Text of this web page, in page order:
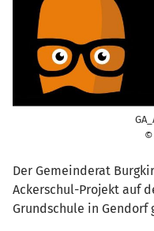
©
Der Gemeinderat
Ackerschul-Projekt auf
Grundschule in Gendorf